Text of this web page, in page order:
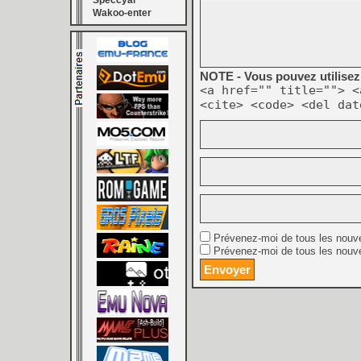
Wakoo-enter
NOTE - Vous pouvez
<a href="" title="">
<cite> <code> <del
Prévenez-moi de tous les
Prévenez-moi de tous les